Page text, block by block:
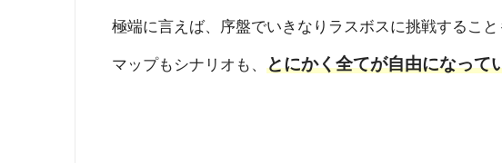
極端に言えば、序盤でいきなりラスボスに挑戦すること
マップもシナリオも、 とにかく全てが自由になって